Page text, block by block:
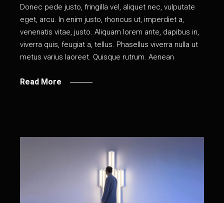
Donec pede justo, fringilla vel, aliquet nec, vulputate
eget, arcu. In enim justo, rhoncus ut, imperdiet a,
venenatis vitae, justo. Aliquam lorem ante, dapibus in,
viverra quis, feugiat a, tellus. Phasellus viverra nulla ut
metus varius laoreet. Quisque rutrum. Aenean
Read More